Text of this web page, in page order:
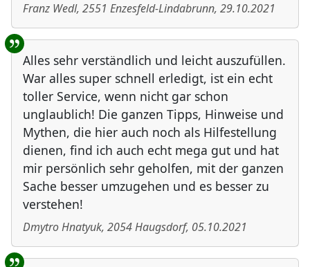
Franz Wedl, 2551 Enzesfeld-Lindabrunn, 29.10.2021
Alles sehr verständlich und leicht auszufüllen.
War alles super schnell erledigt, ist ein echt
toller Service, wenn nicht gar schon
unglaublich! Die ganzen Tipps, Hinweise und
Mythen, die hier auch noch als Hilfestellung
dienen, find ich auch echt mega gut und hat
mir persönlich sehr geholfen, mit der ganzen
Sache besser umzugehen und es besser zu
verstehen!
Dmytro Hnatyuk, 2054Haugsdorf, 05.10.2021